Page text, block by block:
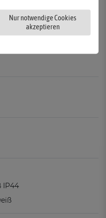
bis Tageslicht
IP44
Nur notwendige Cookies
akzeptieren